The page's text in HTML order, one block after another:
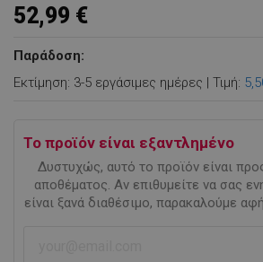
52,99 €
Παράδοση:
Εκτίμηση: 3-5 εργάσιμες ημέρες | Τιμή:
Το προϊόν είναι εξαντλημένο
Δυστυχώς, αυτό το προϊόν είναι
αποθέματος. Αν επιθυμείτε να σας
είναι ξανά διαθέσιμο, παρακαλούμε